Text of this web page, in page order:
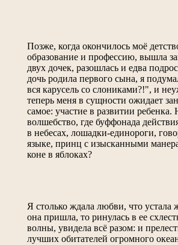
Позже, когда окончилось моё
образование и профессию, вышла
двух дочек, разошлась и едва
дочь родила первого сына, я
вся карусель со слониками?!", и
теперь меня в сущности ожидает
самое: участие в развитии ребенка.
волшебство, где буффонада
в небесах, лошадки-единороги,
языке, принц с изысканными
коне в яблоках?
Я столько ждала любви, что устала
она пришла, то ринулась в ее
волны, увидела всё разом: и
лучших обитателей огромного